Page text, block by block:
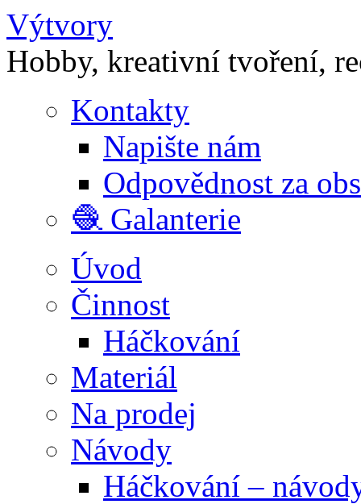
Výtvory
Hobby, kreativní tvoření,
Kontakty
Napište nám
Odpovědnost za
🧶 Galanterie
Úvod
Činnost
Háčkování
Materiál
Na prodej
Návody
Háčkování –